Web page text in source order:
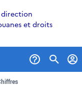
direction
et droits